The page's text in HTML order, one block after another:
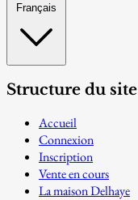
Français
Structure du site
Accueil
Connexion
Inscription
Vente en cours
La maison Delhaye